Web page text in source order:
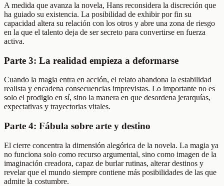
A medida que avanza la novela, Hans reconsidera la discreción que
ha guiado su existencia. La posibilidad de exhibir por fin su
capacidad altera su relación con los otros y abre una zona de riesgo
en la que el talento deja de ser secreto para convertirse en fuerza
activa.
Parte 3: La realidad empieza a deformarse
Cuando la magia entra en acción, el relato abandona la estabilidad
realista y encadena consecuencias imprevistas. Lo importante no es
solo el prodigio en sí, sino la manera en que desordena jerarquías,
expectativas y trayectorias vitales.
Parte 4: Fábula sobre arte y destino
El cierre concentra la dimensión alegórica de la novela. La magia ya
no funciona solo como recurso argumental, sino como imagen de la
imaginación creadora, capaz de burlar rutinas, alterar destinos y
revelar que el mundo siempre contiene más posibilidades de las que
admite la costumbre.